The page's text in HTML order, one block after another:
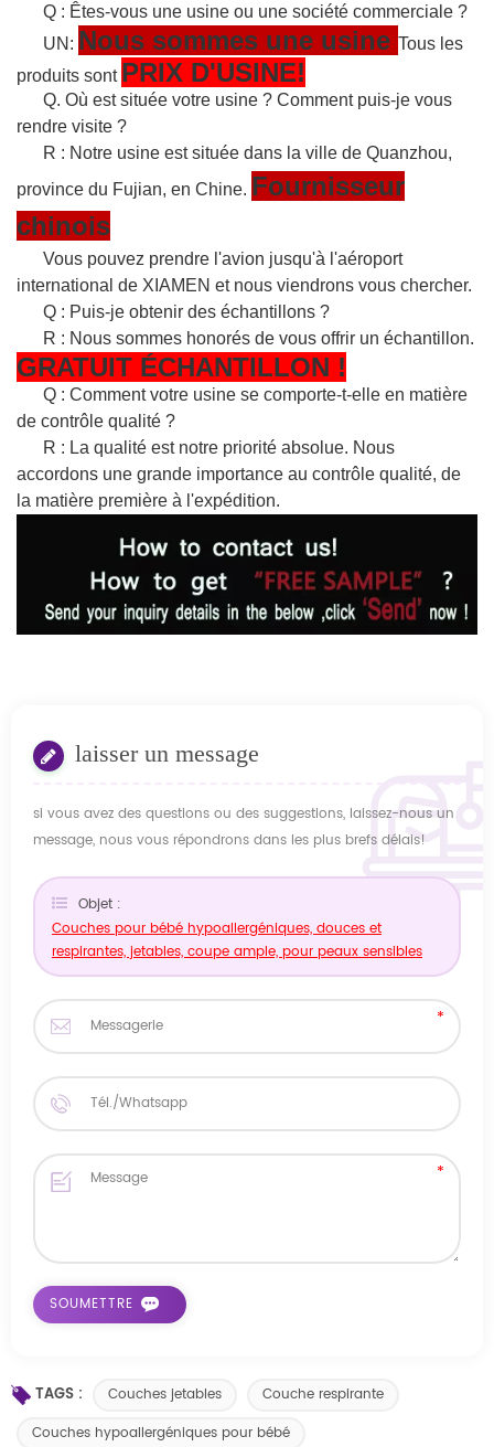
Q : Êtes-vous une usine ou une société commerciale ?
UN: Nous sommes une usine Tous les
produits sont PRIX D'USINE!
Q. Où est située votre usine ? Comment puis-je vous
rendre visite ?
R : Notre usine est située dans la ville de Quanzhou,
province du Fujian, en Chine. Fournisseur
chinois
Vous pouvez prendre l'avion jusqu'à l'aéroport
international de XIAMEN et nous viendrons vous chercher.
Q : Puis-je obtenir des échantillons ?
R : Nous sommes honorés de vous offrir un échantillon.
GRATUIT ÉCHANTILLON !
Q : Comment votre usine se comporte-t-elle en matière
de contrôle qualité ?
R : La qualité est notre priorité absolue. Nous
accordons une grande importance au contrôle qualité, de
la matière première à l'expédition.
laisser un message
si vous avez des questions ou des suggestions, laissez-nous un
message, nous vous répondrons dans les plus brefs délais!
Objet :
Couches pour bébé hypoallergéniques, douces et
respirantes, jetables, coupe ample, pour peaux sensibles
TAGS : Couches jetables
Couche respirante
Couches hypoallergéniques pour bébé